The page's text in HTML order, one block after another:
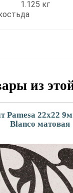
1.125 кг
да
из
Pamesa 22x22
Blanco матовая